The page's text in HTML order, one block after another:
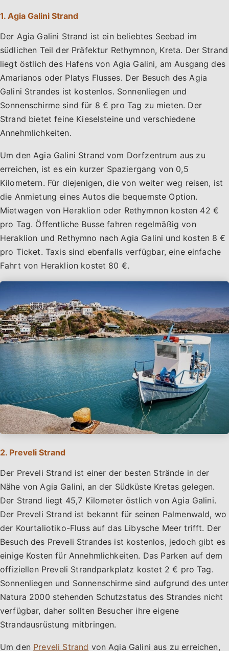
1. Agia Galini Strand
Der Agia Galini Strand ist ein beliebtes Seebad im
südlichen Teil der Präfektur Rethymnon, Kreta. Der Strand
liegt östlich des Hafens von Agia Galini, am Ausgang des
Amarianos oder Platys Flusses. Der Besuch des Agia
Galini Strandes ist kostenlos. Sonnenliegen und
Sonnenschirme sind für 8 € pro Tag zu mieten. Der
Strand bietet feine Kieselsteine und verschiedene
Annehmlichkeiten.
Um den Agia Galini Strand vom Dorfzentrum aus zu
erreichen, ist es ein kurzer Spaziergang von 0,5
Kilometern. Für diejenigen, die von weiter weg reisen, ist
die Anmietung eines Autos die bequemste Option.
Mietwagen von Heraklion oder Rethymnon kosten 42 €
pro Tag. Öffentliche Busse fahren regelmäßig von
Heraklion und Rethymno nach Agia Galini und kosten 8 €
pro Ticket. Taxis sind ebenfalls verfügbar, eine einfache
Fahrt von Heraklion kostet 80 €.
2. Preveli Strand
Der Preveli Strand ist einer der besten Strände in der
Nähe von Agia Galini, an der Südküste Kretas gelegen.
Der Strand liegt 45,7 Kilometer östlich von Agia Galini.
Der Preveli Strand ist bekannt für seinen Palmenwald, wo
der Kourtaliotiko-Fluss auf das Libysche Meer trifft. Der
Besuch des Preveli Strandes ist kostenlos, jedoch gibt es
einige Kosten für Annehmlichkeiten. Das Parken auf dem
offiziellen Preveli Strandparkplatz kostet 2 € pro Tag.
Sonnenliegen und Sonnenschirme sind aufgrund des unter
Natura 2000 stehenden Schutzstatus des Strandes nicht
verfügbar, daher sollten Besucher ihre eigene
Strandausrüstung mitbringen.
Um den Preveli Strand von Agia Galini aus zu erreichen,